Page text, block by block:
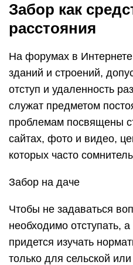
Забор как
расстояния
На форумах в
зданий и строений,
отступ и удаленность
служат предметом
проблемам посвящены
сайтах, фото и видео,
которых часто
Забор на даче
Чтобы не задаваться
необходимо отступать, а
придется изучать
только для сельской